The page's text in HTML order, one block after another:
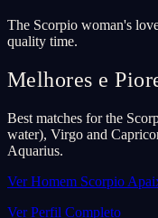
The Scorpio woman's
quality time.
Melhores e
Best matches for the
water), Virgo and
Aquarius.
Ver Homem Scorpio
Ver Perfil Completo